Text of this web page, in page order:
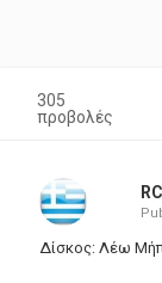
305
προβολές
Δίσκος: Λέω